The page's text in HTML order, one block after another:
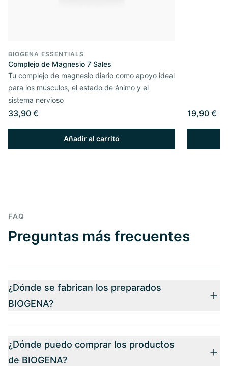
BIOGENA ESSENTIALS
Complejo de Magnesio 7 Sales
Tu complejo de magnesio diario como apoyo ideal
para los músculos, el estado de ánimo y el
sistema nervioso
33,90 €
Añadir al carrito
19,90 €
FAQ
Preguntas más frecuentes
¿Dónde se fabrican los preparados
BIOGENA?
¿Dónde puedo comprar los productos
de BIOGENA?